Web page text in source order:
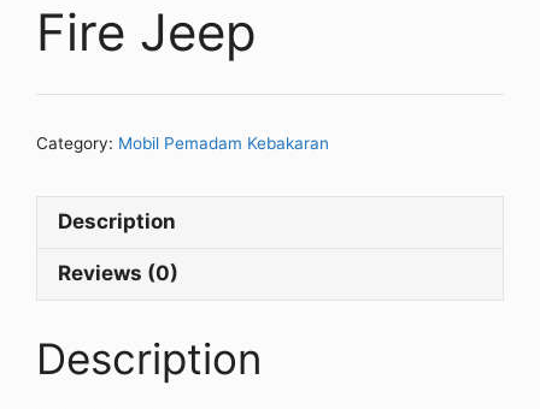
Fire Jeep
Category: Mobil Pemadam Kebakaran
Description
Reviews (0)
Description